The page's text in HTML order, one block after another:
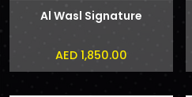
Al Wasl Signature
AED 1,850.00